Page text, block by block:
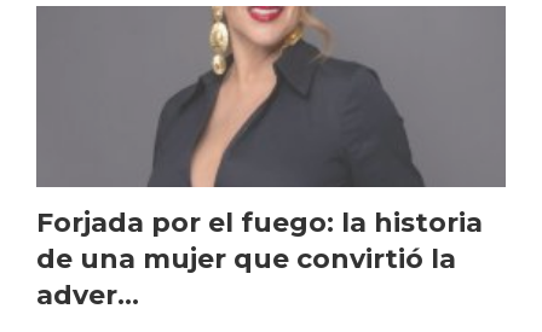
Forjada por el fuego: la historia
de una mujer que convirtió la
adver...